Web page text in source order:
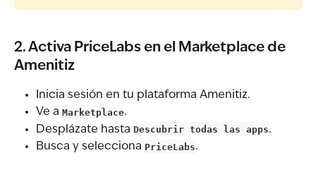
2. Activa PriceLabs en el Marketplace de
Amenitiz
Inicia sesión en tu plataforma Amenitiz.
Ve a Marketplace.
Desplázate hasta Descubrir todas las apps.
Busca y selecciona PriceLabs.